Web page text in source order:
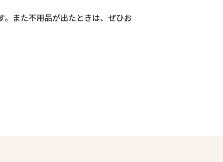
また不用品が出たときは、ぜひお